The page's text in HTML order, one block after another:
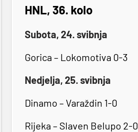
HNL, 36. kolo
Subota, 24. svibnja
Gorica – Lokomotiva 0-3
Nedjelja, 25. svibnja
Dinamo – Varaždin 1-0
Rijeka – Slaven Belupo 2-0